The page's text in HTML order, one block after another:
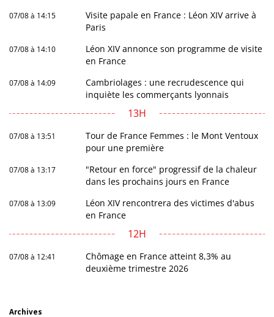
07/08 à 14:15
Visite papale en France : Léon XIV arrive à
Paris
07/08 à 14:10
Léon XIV annonce son programme de visite
en France
07/08 à 14:09
Cambriolages : une recrudescence qui
inquiète les commerçants lyonnais
13H
07/08 à 13:51
Tour de France Femmes : le Mont Ventoux
pour une première
07/08 à 13:17
"Retour en force" progressif de la chaleur
dans les prochains jours en France
07/08 à 13:09
Léon XIV rencontrera des victimes d'abus
en France
12H
07/08 à 12:41
Chômage en France atteint 8,3% au
deuxième trimestre 2026
Archives